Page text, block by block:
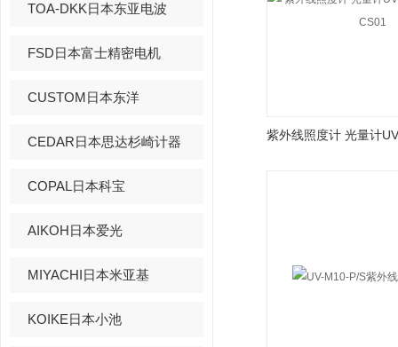
TOA-DKK日本东亚电波
FSD日本富士精密电机
CUSTOM日本东洋
CEDAR日本思达杉崎计器
COPAL日本科宝
AIKOH日本爱光
MIYACHI日本米亚基
KOIKE日本小池